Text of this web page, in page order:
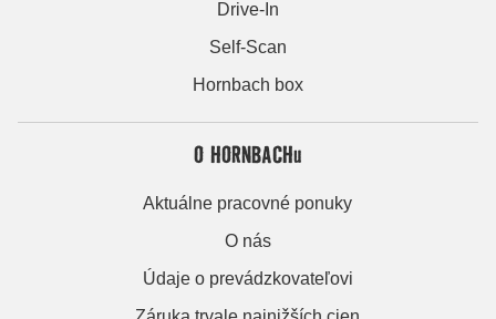
Drive-In
Self-Scan
Hornbach box
O HORNBACHu
Aktuálne pracovné ponuky
O nás
Údaje o prevádzkovateľovi